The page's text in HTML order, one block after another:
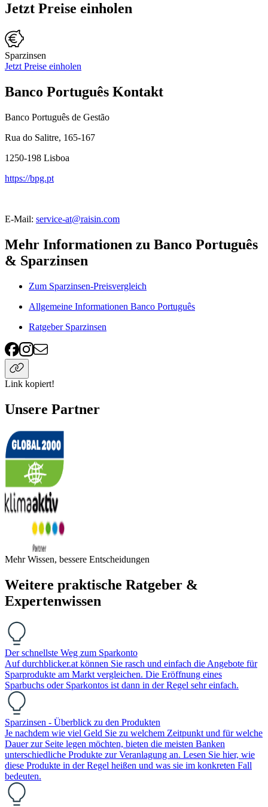
Jetzt Preise einholen
Sparzinsen
Jetzt Preise einholen
Banco Português Kontakt
Banco Português de Gestão
Rua do Salitre, 165-167
1250-198 Lisboa
https://bpg.pt
E-Mail: service-at@raisin.com
Mehr Informationen zu Banco Português
& Sparzinsen
Zum Sparzinsen-Preisvergleich
Allgemeine Informationen Banco Português
Ratgeber Sparzinsen
Link kopiert!
Unsere Partner
Mehr Wissen, bessere Entscheidungen
Weitere praktische Ratgeber &
Expertenwissen
Der schnellste Weg zum Sparkonto
Auf durchblicker.at können Sie rasch und einfach die Angebote für
Sparprodukte am Markt vergleichen. Die Eröffnung eines
Sparbuchs oder Sparkontos ist dann in der Regel sehr einfach.
Sparzinsen - Überblick zu den Produkten
Je nachdem wie viel Geld Sie zu welchem Zeitpunkt und für welche
Dauer zur Seite legen möchten, bieten die meisten Banken
unterschiedliche Produkte zur Veranlagung an. Lesen Sie hier, wie
diese Produkte in der Regel heißen und was sie im konkreten Fall
bedeuten.